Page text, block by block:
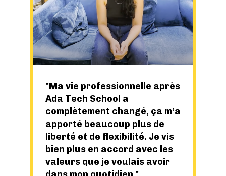
Ma vie professionnelle après
Ada Tech School a
complètement changé, ça m’a
apporté beaucoup plus de
liberté et de flexibilité. Je vis
bien plus en accord avec les
valeurs que je voulais avoir